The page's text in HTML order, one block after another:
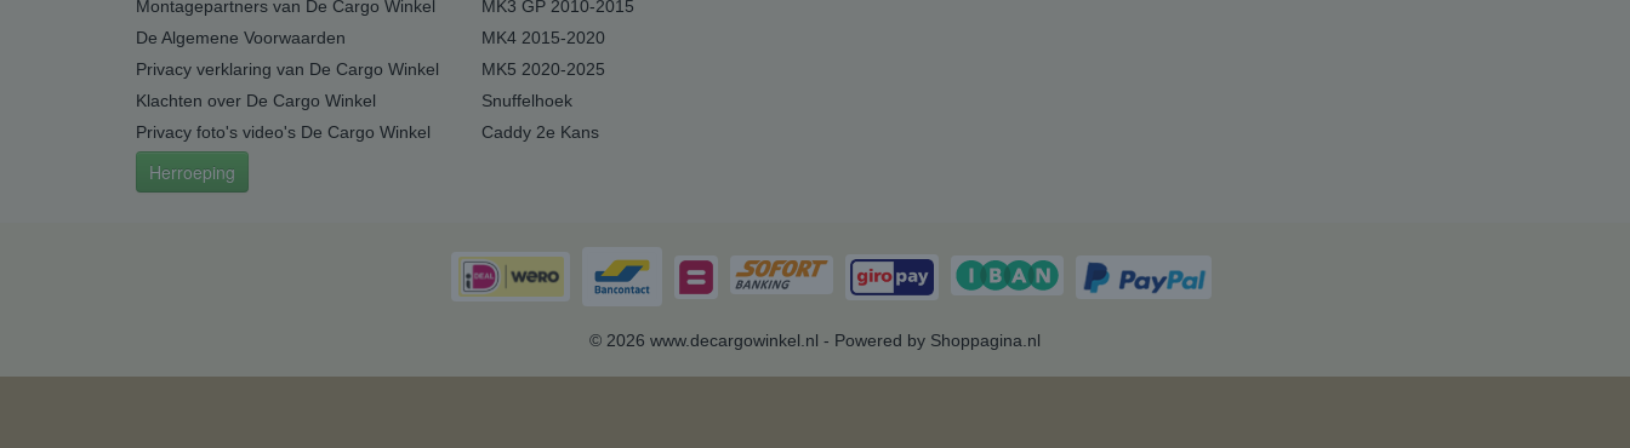
Montagepartners van De Cargo Winkel
De Algemene Voorwaarden
Privacy verklaring van De Cargo Winkel
Klachten over De Cargo Winkel
Privacy foto's video's De Cargo Winkel
Herroeping
MK3 GP 2010-2015
MK4 2015-2020
MK5 2020-2025
Snuffelhoek
Caddy 2e Kans
© 2026 www.decargowinkel.nl - Powered by Shoppagina.nl